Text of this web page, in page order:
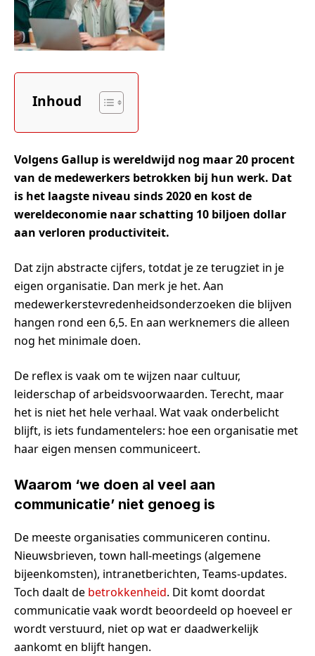
Inhoud
Volgens Gallup is wereldwijd nog maar 20 procent
van de medewerkers betrokken bij hun werk. Dat
is het laagste niveau sinds 2020 en kost de
wereldeconomie naar schatting 10 biljoen dollar
aan verloren productiviteit.
Dat zijn abstracte cijfers, totdat je ze terugziet in je
eigen organisatie. Dan merk je het. Aan
medewerkerstevredenheidsonderzoeken die blijven
hangen rond een 6,5. En aan werknemers die alleen
nog het minimale doen.
De reflex is vaak om te wijzen naar cultuur,
leiderschap of arbeidsvoorwaarden. Terecht, maar
het is niet het hele verhaal. Wat vaak onderbelicht
blijft, is iets fundamentelers: hoe een organisatie met
haar eigen mensen communiceert.
Waarom ‘we doen al veel aan
communicatie’ niet genoeg is
De meeste organisaties communiceren continu.
Nieuwsbrieven, town hall-meetings (algemene
bijeenkomsten), intranetberichten, Teams-updates.
Toch daalt de betrokkenheid. Dit komt doordat
communicatie vaak wordt beoordeeld op hoeveel er
wordt verstuurd, niet op wat er daadwerkelijk
aankomt en blijft hangen.